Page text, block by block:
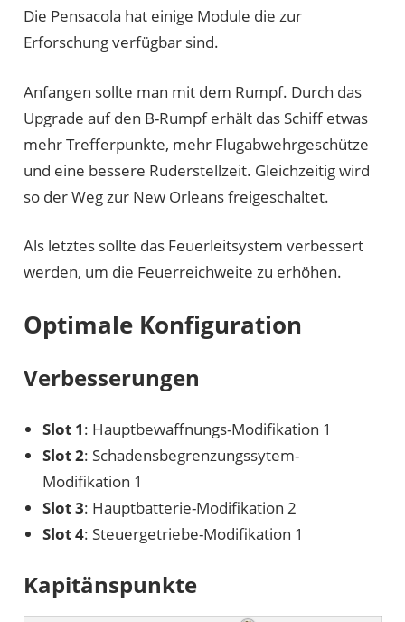
Die Pensacola hat einige Module die zur
Erforschung verfügbar sind.
Anfangen sollte man mit dem Rumpf. Durch das
Upgrade auf den B-Rumpf erhält das Schiff etwas
mehr Trefferpunkte, mehr Flugabwehrgeschütze
und eine bessere Ruderstellzeit. Gleichzeitig wird
so der Weg zur New Orleans freigeschaltet.
Als letztes sollte das Feuerleitsystem verbessert
werden, um die Feuerreichweite zu erhöhen.
Optimale Konfiguration
Verbesserungen
Slot 1: Hauptbewaffnungs-Modifikation 1
Slot 2: Schadensbegrenzungssytem-
Modifikation 1
Slot 3: Hauptbatterie-Modifikation 2
Slot 4: Steuergetriebe-Modifikation 1
Kapitänspunkte